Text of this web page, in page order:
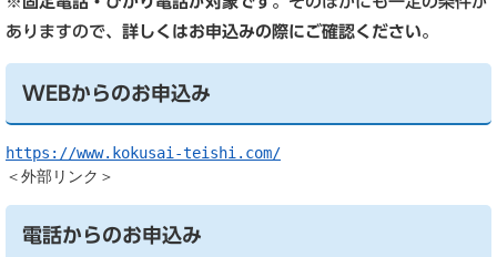
ありますので、 詳しくはお申込みの際にご確認ください。
WEBからのお申込み
＜外部リンク＞
電話からのお申込み